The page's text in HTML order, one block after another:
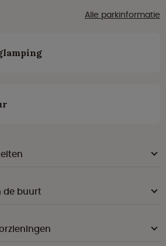
Alle parkinformatie
de buurt